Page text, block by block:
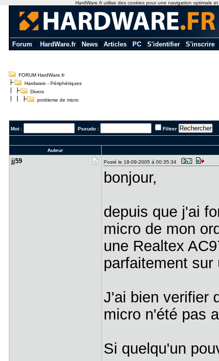
Forum HardWare.fr News Articles PC S'identifier S'inscrire
FORUM HardWare.fr
Hardware - Périphériques
Divers
probleme de micro
Mot : Pseudo : Filtrer
Auteur
jj59 Posté le 18-09-2005 à 00:35:34
bonjour,
depuis que j'ai
micro de mon
une Realtex
parfaitement sur
J'ai bien verifier
micro n'été pas
Si quelqu'un
HardWare.fr utilise des cookies pour une navigation optimale